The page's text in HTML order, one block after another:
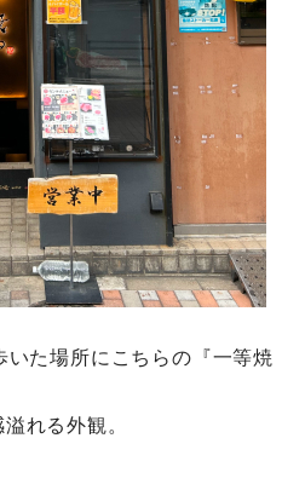
いた場所にこちらの『一等焼
れる外観。